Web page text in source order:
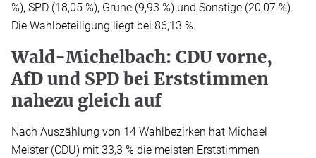
%), SPD (18,05 %), Grüne (9,93 %) und Sonstige (20,07 %).
Die Wahlbeteiligung liegt bei 86,13 %.
Wald-Michelbach: CDU vorne,
AfD und SPD bei Erststimmen
nahezu gleich auf
Nach Auszählung von 14 Wahlbezirken hat Michael
Meister (CDU) mit 33,3 % die meisten Erststimmen